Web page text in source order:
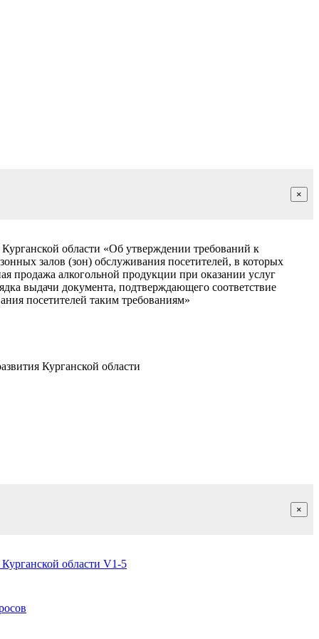
×
области «Об утверждении требований к
залов (зон) обслуживания посетителей, в которых
продажа алкогольной продукции при оказании услуг
выдачи документа, подтверждающего соответствие
посетителей таким требованиям»
Курганской области
×
области V1-5